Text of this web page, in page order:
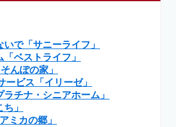
で「サニーライフ」
ベストライフ」
んぽの家」
ビス「イリーゼ」
ラチナ・シニアホーム」
」
ミカの郷」